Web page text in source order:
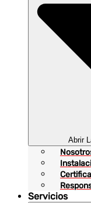
Abrir
Servicios